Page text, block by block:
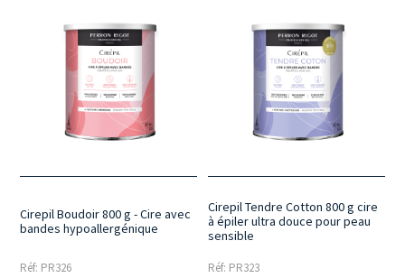
Cirepil Boudoir 800 g - Cire avec
bandes hypoallergénique
Réf: PR326
Cirepil Tendre Cotton 800 g cire
à épiler ultra douce pour peau
sensible
Réf: PR323